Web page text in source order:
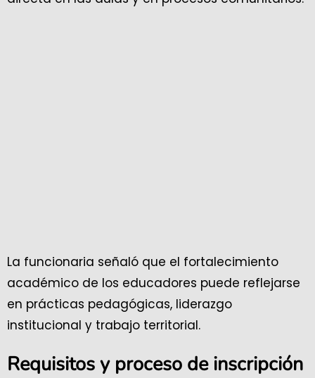
La funcionaria señaló que el fortalecimiento
académico de los educadores puede reflejarse
en prácticas pedagógicas, liderazgo
institucional y trabajo territorial.
Requisitos y proceso de inscripción